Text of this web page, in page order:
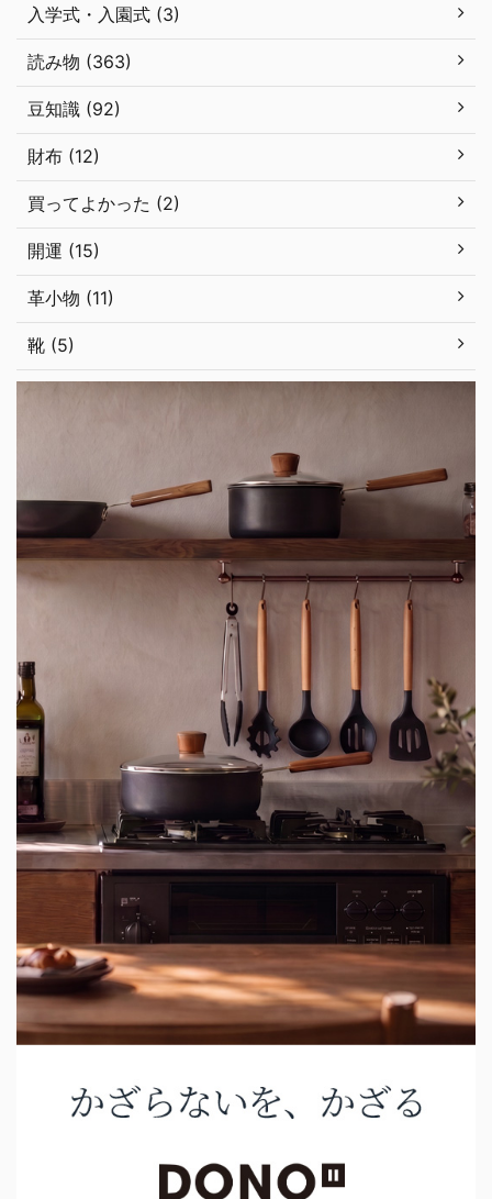
入学式・入園式 (3)
読み物 (363)
豆知識 (92)
財布 (12)
買ってよかった (2)
開運 (15)
革小物 (11)
靴 (5)